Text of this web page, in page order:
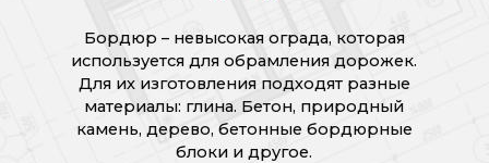
Бордюр – невысокая ограда, которая
используется для обрамления дорожек.
Для их изготовления подходят разные
материалы: глина. Бетон, природный
камень, дерево, бетонные бордюрные
блоки и другое.